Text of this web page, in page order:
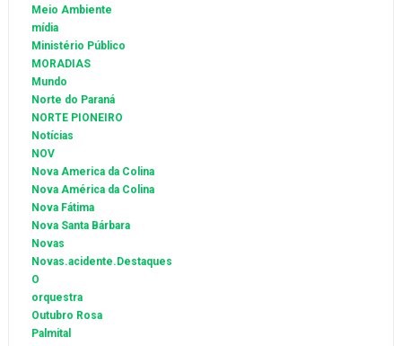
Meio Ambiente
mídia
Ministério Público
MORADIAS
Mundo
Norte do Paraná
NORTE PIONEIRO
Notícias
NOV
Nova America da Colina
Nova América da Colina
Nova Fátima
Nova Santa Bárbara
Novas
Novas.acidente.Destaques
O
orquestra
Outubro Rosa
Palmital